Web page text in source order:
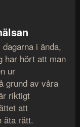
i ända,
har hört att man
ur
grund av våra
riktigt
att
äta rätt.